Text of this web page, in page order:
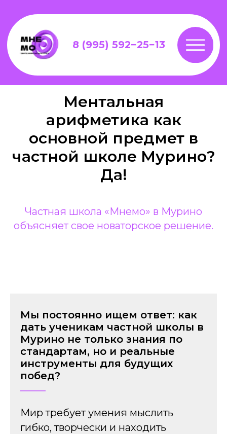
8 (995) 592−25−13
Ментальная
арифметика как
основной предмет в
частной школе Мурино?
Да!
Частная школа «Мнемо» в Мурино
объясняет свое новаторское решение.
Мы постоянно ищем ответ: как
дать ученикам частной школы в
Мурино не только знания по
стандартам, но и реальные
инструменты для будущих
побед?
Мир требует умения мыслить
гибко, творчески и находить